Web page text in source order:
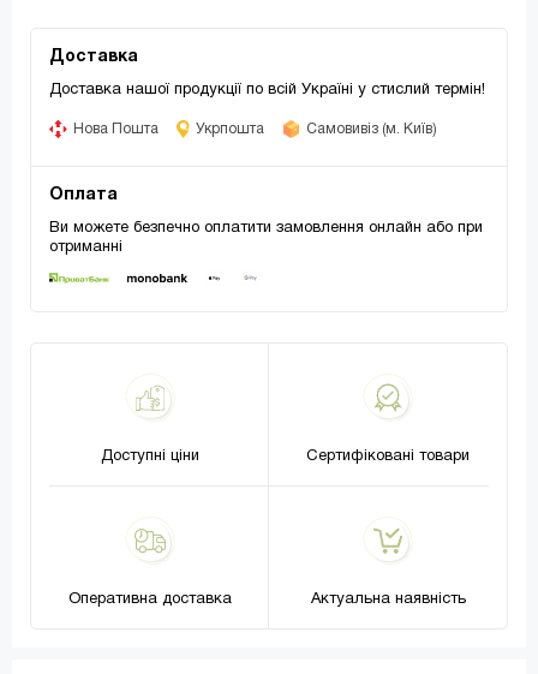
Доставка
Доставка нашої продукції по всій Україні у стислий термін!
Нова Пошта Укрпошта Самовивіз (м. Київ)
Оплата
Ви можете безпечно оплатити замовлення онлайн або при
отриманні
Доступні ціни Сертифіковані товари
Оперативна доставка Актуальна наявність